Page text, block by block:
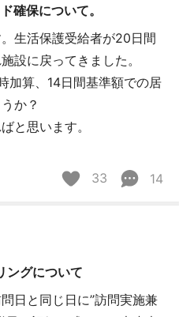
確保について。
生活保護受給者が20日間
設に戻ってきました。
加算、14日間基準額での居
か？
と思います。
33 14
ングについて
日と同じ日に”訪問実施兼